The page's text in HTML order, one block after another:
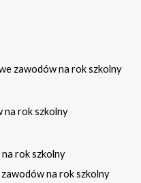
zawodów na rok szkolny
na rok szkolny
rok szkolny
na rok szkolny